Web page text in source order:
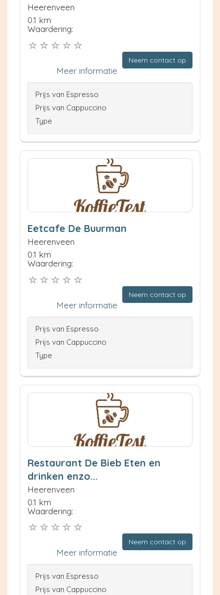
Heerenveen
0.1 km
Waardering:
Neem contact op
Meer informatie
Prijs van Espresso
Prijs van Cappuccino
Type
Eetcafe De Buurman
Heerenveen
0.1 km
Waardering:
Neem contact op
Meer informatie
Prijs van Espresso
Prijs van Cappuccino
Type
Restaurant De Bieb Eten en
drinken enzo...
Heerenveen
0.1 km
Waardering:
Neem contact op
Meer informatie
Prijs van Espresso
Prijs van Cappuccino